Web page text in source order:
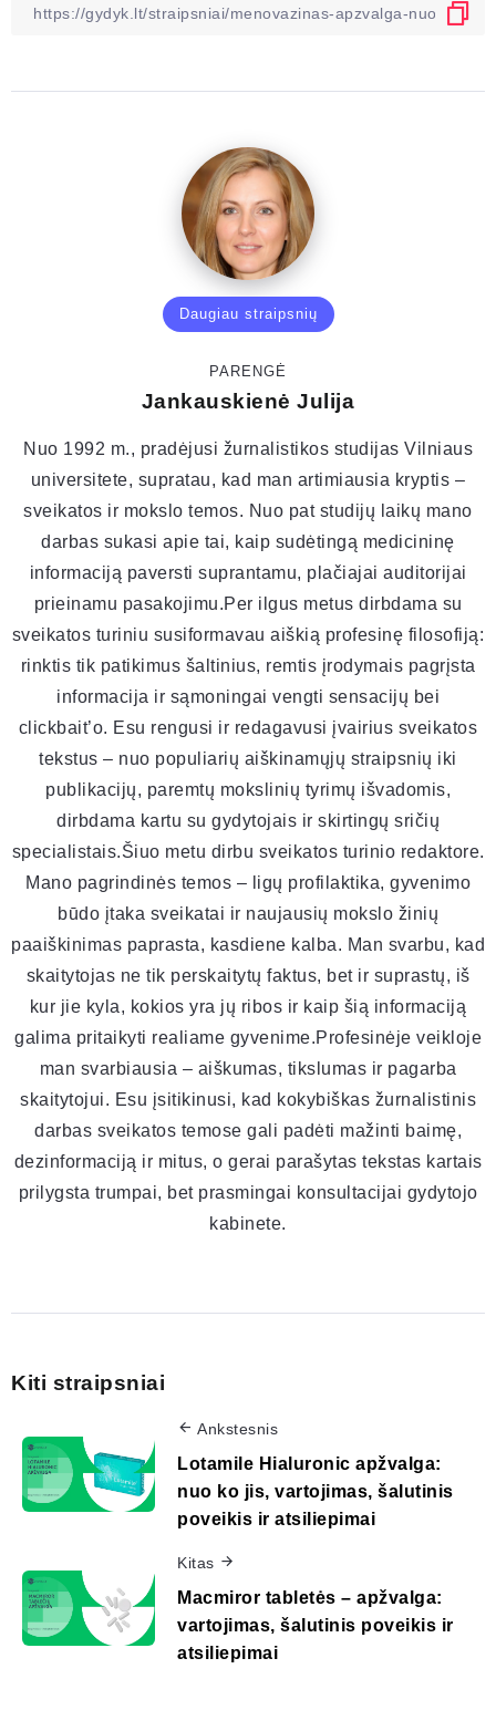
Daugiau straipsnių
PARENGĖ
Jankauskienė Julija
Nuo 1992 m., pradėjusi žurnalistikos studijas Vilniaus
universitete, supratau, kad man artimiausia kryptis –
sveikatos ir mokslo temos. Nuo pat studijų laikų mano
darbas sukasi apie tai, kaip sudėtingą medicininę
informaciją paversti suprantamu, plačiajai auditorijai
prieinamu pasakojimu.Per ilgus metus dirbdama su
sveikatos turiniu susiformavau aiškią profesinę filosofiją:
rinktis tik patikimus šaltinius, remtis įrodymais pagrįsta
informacija ir sąmoningai vengti sensacijų bei
clickbait’o. Esu rengusi ir redagavusi įvairius sveikatos
tekstus – nuo populiarių aiškinamųjų straipsnių iki
publikacijų, paremtų mokslinių tyrimų išvadomis,
dirbdama kartu su gydytojais ir skirtingų sričių
specialistais.Šiuo metu dirbu sveikatos turinio redaktore.
Mano pagrindinės temos – ligų profilaktika, gyvenimo
būdo įtaka sveikatai ir naujausių mokslo žinių
paaiškinimas paprasta, kasdiene kalba. Man svarbu, kad
skaitytojas ne tik perskaitytų faktus, bet ir suprastų, iš
kur jie kyla, kokios yra jų ribos ir kaip šią informaciją
galima pritaikyti realiame gyvenime.Profesinėje veikloje
man svarbiausia – aiškumas, tikslumas ir pagarba
skaitytojui. Esu įsitikinusi, kad kokybiškas žurnalistinis
darbas sveikatos temose gali padėti mažinti baimę,
dezinformaciją ir mitus, o gerai parašytas tekstas kartais
prilygsta trumpai, bet prasmingai konsultacijai gydytojo
kabinete.
Kiti straipsniai
Ankstesnis
Lotamile Hialuronic apžvalga:
nuo ko jis, vartojimas, šalutinis
poveikis ir atsiliepimai
Kitas
Macmiror tabletės – apžvalga:
vartojimas, šalutinis poveikis ir
atsiliepimai